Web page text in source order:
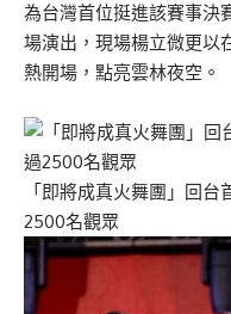
為台灣首位挺進該賽事決
場演出，現場楊立微更以
熱開場，點亮雲林夜空。
「即將成真火舞團」回
2500名觀眾